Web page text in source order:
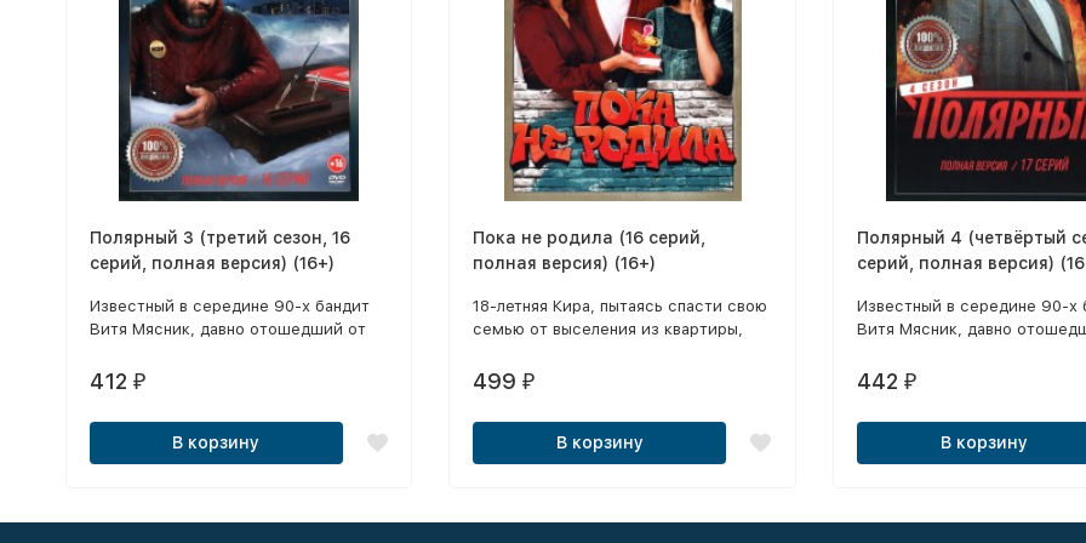
Полярный 3 (третий сезон, 16
серий, полная версия) (16+)
Известный в середине 90-х бандит
Витя Мясник, давно отошедший от
просьбе бывшего подельника
офшорном банковском счёте
воровской общак.
412 ₽
В корзину
Пока не родила (16 серий,
полная версия) (16+)
18-летняя Кира, пытаясь спасти свою
семью от выселения из квартиры,
которой сама и становится.
499₽
В корзину
Полярный 4 (четвёртый
серий, полная версия)
Известный в середине 90-х
Витя Мясник, давно
просьбе бывшего подельника
офшорном банковском
воровской общак.
442 ₽
В корзину